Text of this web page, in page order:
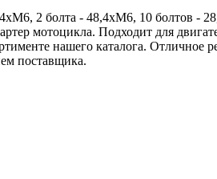
2 болта - 48,4хМ6, 10 болтов -
мотоцикла. Подходит для
нашего каталога. Отличное
поставщика.